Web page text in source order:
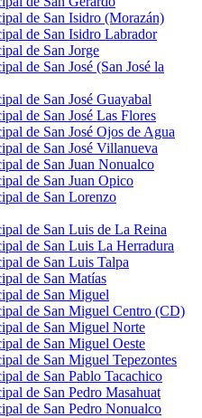
de San Isidro (Morazán)
de San Isidro Labrador
de San Jorge
de San José (San José la
de San José Guayabal
de San José Las Flores
de San José Ojos de Agua
de San José Villanueva
de San Juan Nonualco
de San Juan Opico
de San Lorenzo
de San Luis de La Reina
de San Luis La Herradura
de San Luis Talpa
de San Matías
de San Miguel
de San Miguel Centro (CD)
de San Miguel Norte
de San Miguel Oeste
de San Miguel Tepezontes
de San Pablo Tacachico
de San Pedro Masahuat
de San Pedro Nonualco